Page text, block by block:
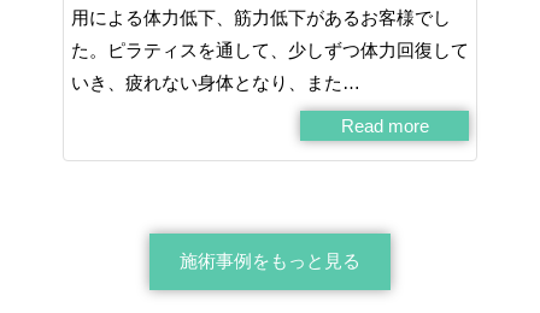
用による体力低下、筋力低下があるお客様でし
た。ピラティスを通して、少しずつ体力回復して
いき、疲れない身体となり、また…
Read more
施術事例をもっと見る